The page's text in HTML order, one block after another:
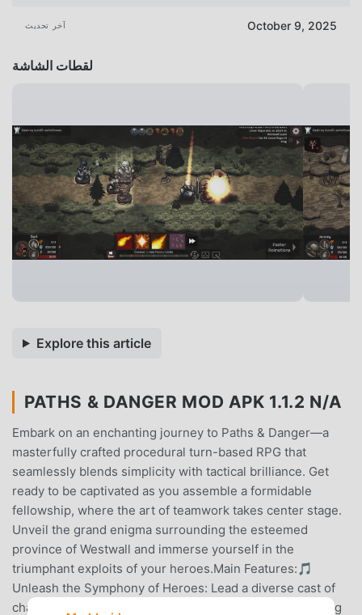
آخر تحديث October 9, 2025
لقطات الشاشة
Explore this article
PATHS & DANGER MOD APK 1.1.2 N/A
Embark on an enchanting journey to Paths & Danger—a
masterfully crafted procedural turn-based RPG that
seamlessly blends simplicity with tactical brilliance. Get
ready to be captivated as you assemble a formidable
fellowship, where the art of teamwork takes center stage.
Unveil the grand enigma surrounding the esteemed
province of Westwall and immerse yourself in the
triumphant exploits of your heroes.Main Features:🎵
Unleash the Symphony of Heroes: Lead a diverse cast of
characters, each possessing unique abilities and wielding